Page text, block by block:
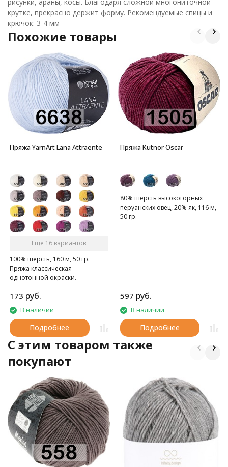
крутке, прекрасно держит форму. Рекомендуемые спицы и
крючок: 3-4 мм
Похожие товары
Пряжа YarnArt Lana Attraente
Ещё 16 вариантов
100% шерсть, 160 м, 50 гр.
Пряжа классическая
однотонной окраски.
173 руб.
В наличии
Подробнее
Пряжа Kutnor Oscar
80% шерсть высокогорных
перуанских овец, 20% як, 116 м,
50 гр.
597 руб.
В наличии
Подробнее
C этим товаром также
покупают